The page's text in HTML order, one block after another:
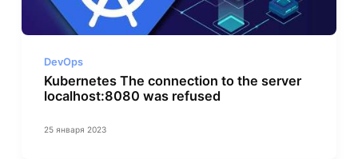
DevOps
Kubernetes The connection to the server
localhost:8080 was refused
25 января 2023